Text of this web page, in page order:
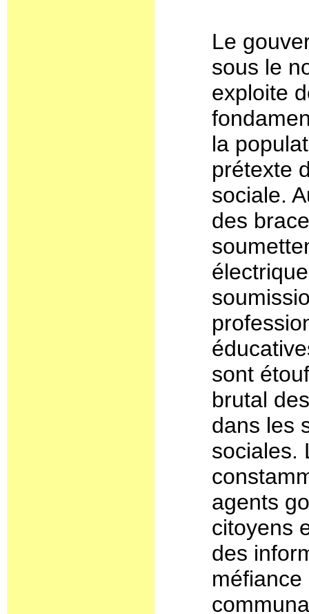
Le
sous le
exploite
la
prétexte
sociale.
des
sont
brutal
dans les
sociales.
agents
citoyens
des